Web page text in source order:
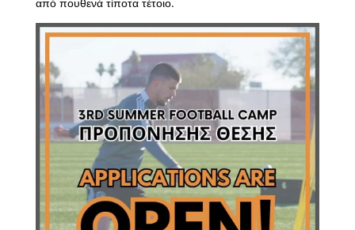
από πουθενά τίποτα τέτοιο.